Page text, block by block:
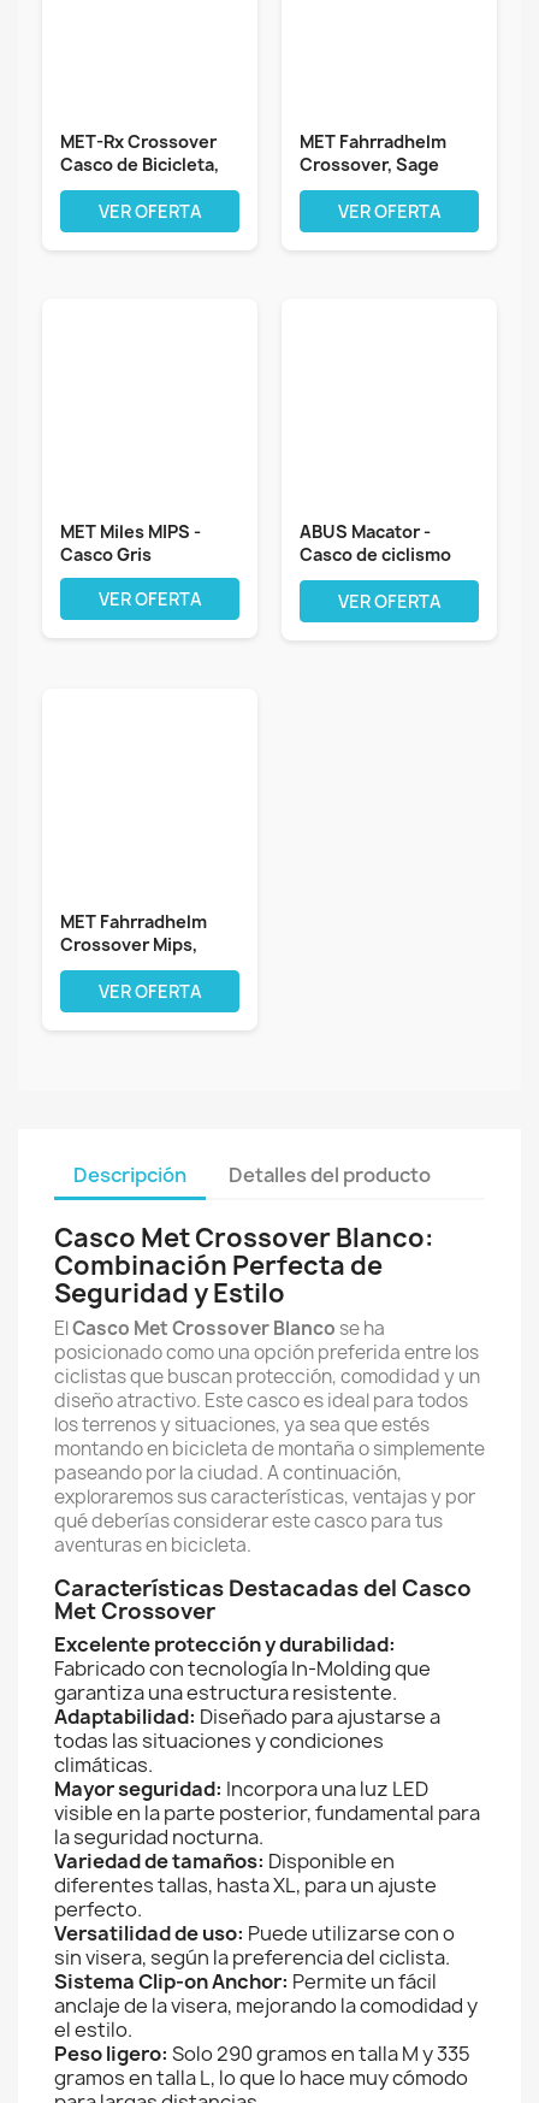
MET-Rx Crossover
Casco de Bicicleta,
Unisex
VER OFERTA
MET Fahrradhelm
Crossover, Sage
Hellgrün matt,...
VER OFERTA
MET Miles MIPS -
Casco Gris
VER OFERTA
ABUS Macator -
Casco de ciclismo
deportivo para...
VER OFERTA
MET Fahrradhelm
Crossover Mips,
Weiß matt, M,...
VER OFERTA
Descripción Detalles del producto
Casco Met Crossover Blanco:
Combinación Perfecta de
Seguridad y Estilo
ElCasco Met Crossover Blanco se ha
posicionado como una opción preferida entre los
ciclistas que buscan protección, comodidad y un
diseño atractivo. Este casco es ideal para todos
los terrenos y situaciones, ya sea que estés
montando en bicicleta de montaña o simplemente
paseando por la ciudad. A continuación,
exploraremos sus características, ventajas y por
qué deberías considerar este casco para tus
aventuras en bicicleta.
Características Destacadas del Casco
Met Crossover
Excelente protección y durabilidad:
Fabricado con tecnología In-Molding que
garantiza una estructura resistente.
Adaptabilidad: Diseñado para ajustarse a
todas las situaciones y condiciones
climáticas.
Mayor seguridad: Incorpora una luz LED
visible en la parte posterior, fundamental para
la seguridad nocturna.
Variedad de tamaños: Disponible en
diferentes tallas, hasta XL, para un ajuste
perfecto.
Versatilidad de uso: Puede utilizarse con o
sin visera, según la preferencia del ciclista.
Sistema Clip-on Anchor: Permite un fácil
anclaje de la visera, mejorando la comodidad y
el estilo.
Peso ligero: Solo 290 gramos en talla M y 335
gramos en talla L, lo que lo hace muy cómodo